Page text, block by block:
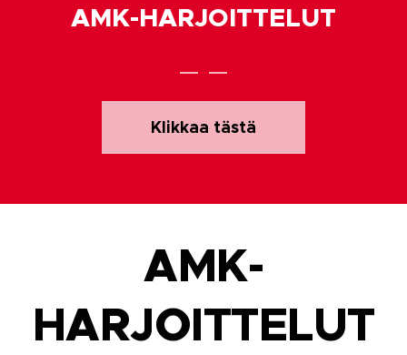
AMK-HARJOITTELUT
Klikkaa tästä
AMK-
HARJOITTELUT